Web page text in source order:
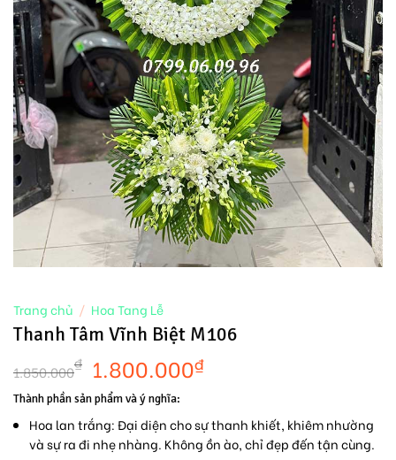
Trang chủ / Hoa Tang Lễ
Thanh Tâm Vĩnh Biệt M106
1.850.000₫ 1.800.000₫
Thành phần sản phẩm và ý nghĩa:
Hoa lan trắng:Đại diện cho sự thanh khiết, khiêm nhường
và sự ra đi nhẹ nhàng. Không ồn ào, chỉ đẹp đến tận cùng.